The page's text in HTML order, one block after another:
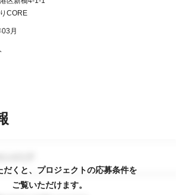
だくと、プロジェクトの応募条件を
ご覧いただけます。
CORE
月